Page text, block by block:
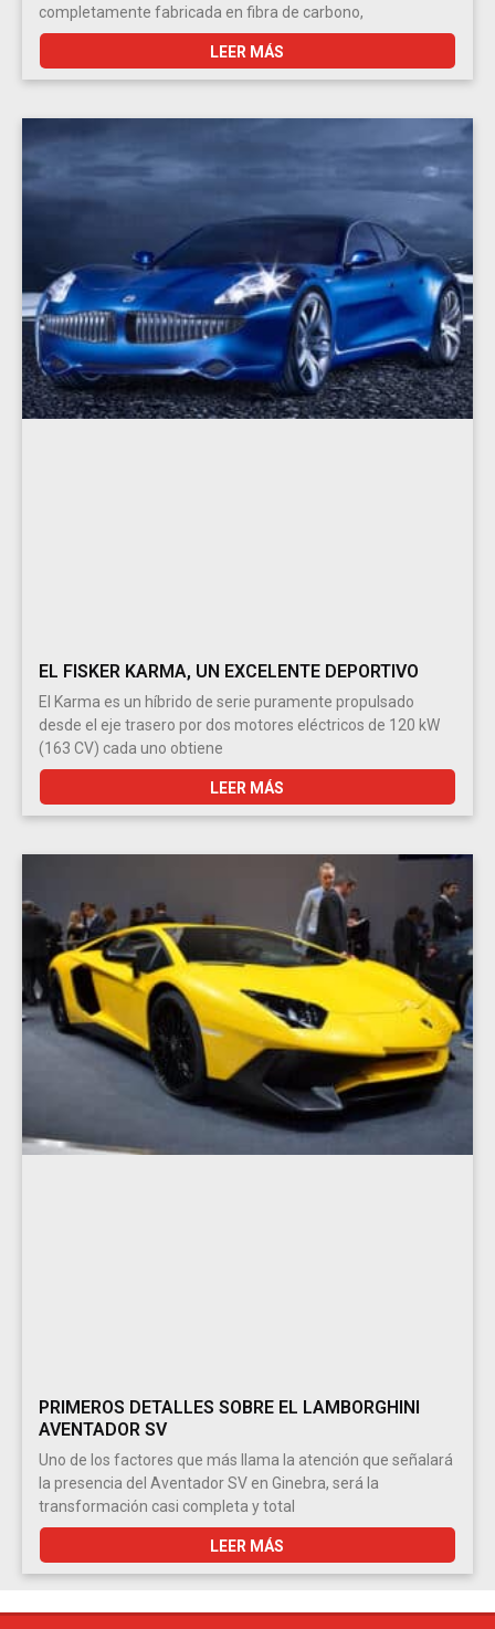
completamente fabricada en fibra de carbono,
LEER MÁS
EL FISKER KARMA, UN EXCELENTE DEPORTIVO
El Karma es un híbrido de serie puramente propulsado
desde el eje trasero por dos motores eléctricos de 120 kW
(163 CV) cada uno obtiene
LEER MÁS
PRIMEROS DETALLES SOBRE EL LAMBORGHINI
AVENTADOR SV
Uno de los factores que más llama la atención que señalará
la presencia del Aventador SV en Ginebra, será la
transformación casi completa y total
LEER MÁS